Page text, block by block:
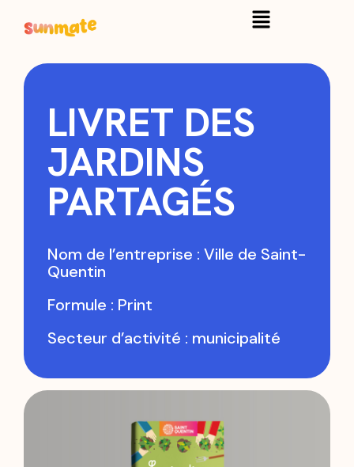
LIVRET DES
JARDINS
PARTAGÉS
Nom de l’entreprise : Ville de Saint-
Quentin
Formule : Print
Secteur d’activité : municipalité